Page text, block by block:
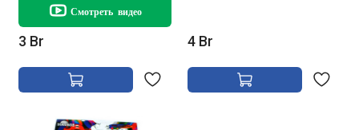
Смотреть видео
3 Br 4 Br